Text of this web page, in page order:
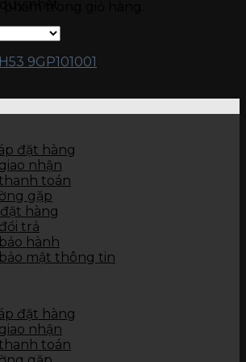
tường
nung kết Vasta 120 x 280
kích thước 80 x 120
kích thước 60 x 120
kích thước 45 x 90
kích thước 40 x 80
kích thước 30 x 90
kích thước 30 x 60
kích thước 30 x 45
kích thước 25 x 50
kích thước 25 x 40
kích thước 10 x 30
vệ sinh
cầu
thiết bị khác
9GP101001
đặt hàng
nhận
toán
gặp
hàng
trả
hành
mật thông tin
đặt hàng
nhận
toán